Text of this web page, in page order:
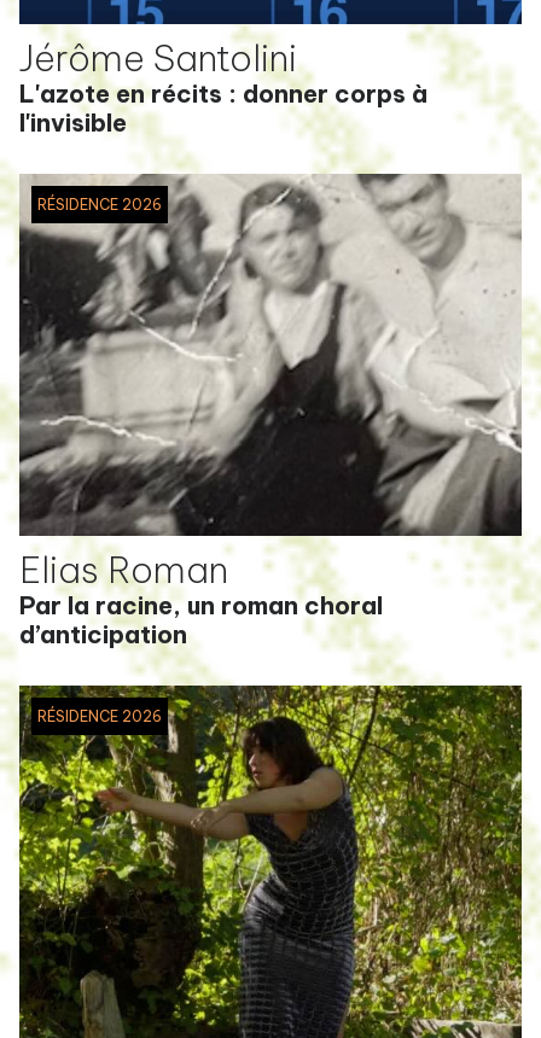
Jérôme Santolini
L'azote en récits : donner corps à
l'invisible
RÉSIDENCE 2026
Elias Roman
Par la racine, un roman choral
d’anticipation
RÉSIDENCE 2026